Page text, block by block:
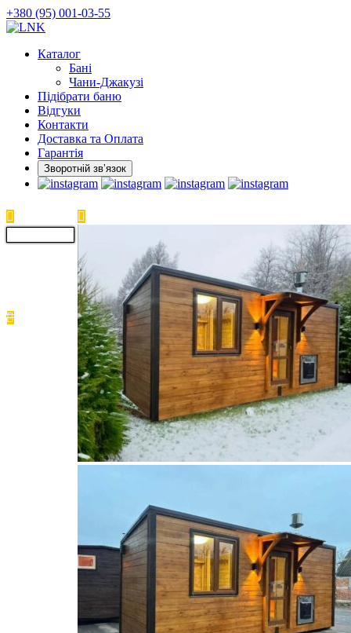
Skip
to
content
+380 (95) 001-03-55
Каталог
Бані
Чани-Джакузі
Підібрати баню
Відгуки
Контакти
Доставка та Оплата
Гарантія
Зворотній звʼязок